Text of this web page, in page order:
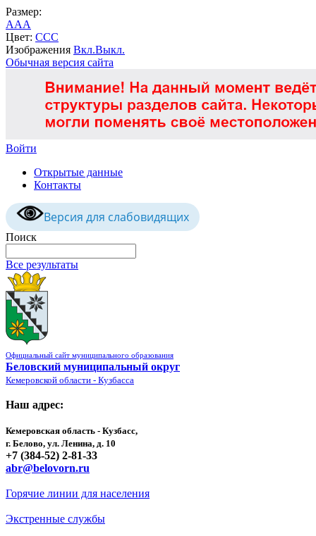
Размер:
AAA
Цвет: CCC
Изображения Вкл.Выкл.
Обычная версия сайта
Войти
Открытые данные
Контакты
Версия для слабовидящих
Поиск
Все результаты
Официальный сайт муниципального образования
Беловский муниципальный округ
Кемеровской области - Кузбасса
Наш адрес:
Кемеровская область - Кузбасс,
г. Белово, ул. Ленина, д. 10
+7 (384-52) 2-81-33
abr@belovorn.ru
Горячие линии для населения
Экстренные службы